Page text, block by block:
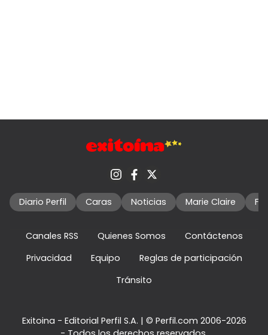
Diario Perfil Caras Noticias Marie Claire
Canales RSS Quienes Somos
Contáctenos
Privacidad
Equipo
Reglas de participación
Tránsito
Exitoina - Editorial Perfil S.A. | © Perfil.com 2006-2026